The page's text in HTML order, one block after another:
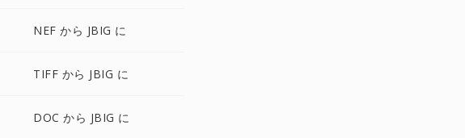
NEF から JBIG に
TIFF から JBIG に
DOC から JBIG に